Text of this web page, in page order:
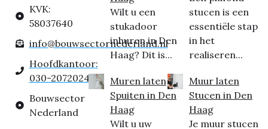
KVK:
58037640
info@bouwsectornederland.nl
Hoofdkantoor:
030-2072024
Bouwsector
Nederland
Wilt u een
stukadoor
inhuren in Den
Haag? Dit is...
Muren laten
Spuiten in Den
Haag
Wilt u uw
stucen is een
essentiële stap
in het
realiseren...
Muur laten
Stucen in Den
Haag
Je muur stucen